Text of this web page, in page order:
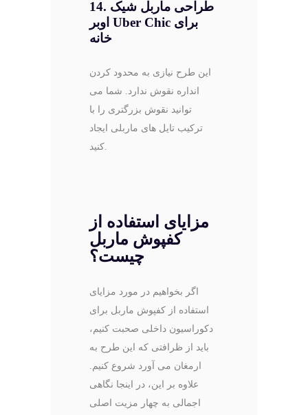
14. طراحی ماربل شیک
Uber Chic
خانه
این طرح نیازی به محدود کردن
انداره نقوش ندارد. شما می
توانید نقوش بزرگتری را با
ترکیب تایل های ماربلی ایجاد
مزایای استفاده از
کفپوش ماربل
چیست؟
اگر بخواهیم در مورد مزایای
استفاده از کفپوش ماربل برای
دکوراسیون داخلی صحبت کنیم،
باید از ظرافتی که این طرح به
ارمغان می آورد شروع کنیم.
علاوه بر این، در اینجا نگاهی
اجمالی به چهار مزیت اصلی